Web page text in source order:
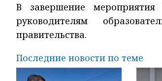
В завершение
руководителям
правительства.
Последние новости по теме